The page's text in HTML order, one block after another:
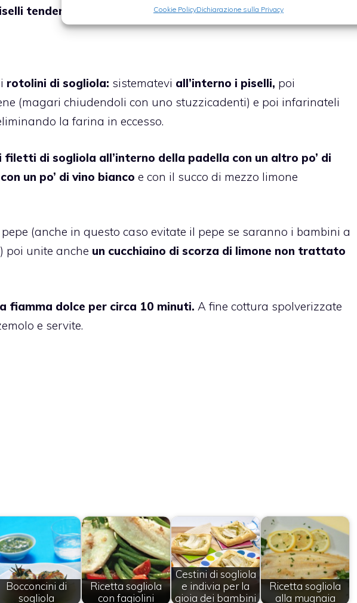
Cookie PolicyDichiarazione sulla Privacy
tenderanno ad asciugarsi eccessivamente.
rotolini di sogliola: sistematevi all’interno i piselli, poi
(magari chiudendoli con uno stuzzicadenti) e poi infarinateli
la farina in eccesso.
filetti di sogliola all’interno della padella con un altro po’ di
un po’ di vino bianco e con il succo di mezzo limone
(anche in questo caso evitate il pepe se saranno i bambini a
poi unite anche un cucchiaino di scorza di limone non trattato
fiamma dolce per circa 10 minuti. A fine cottura spolverizzate
e servite.
Bocconcini di
sogliola
Ricetta sogliola
con fagiolini
Cestini di sogliola
e indivia per la
gioia dei bambini
Ricetta sogliola
alla mugnaia